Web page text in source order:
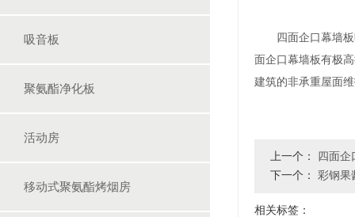
吸音板
聚氨酯净化板
活动房
移动式聚氨酯烤烟房
四面企口幕墙板暗钉
面企口幕墙板有极高
建筑的非承重屋面维护
上一个：
四面企
下一个：
彩钢果
相关标签：